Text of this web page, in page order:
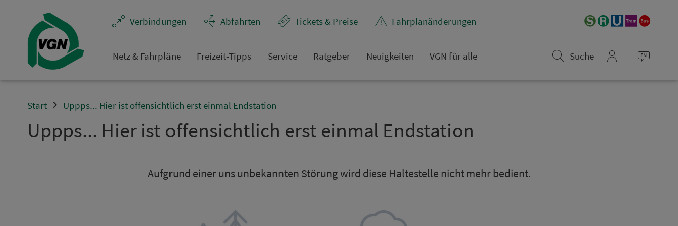
Ver­bin­dungen
Abfahrten Tickets & Preise Fahr­plan­ände­rungen
Netz & Fahrpläne Frei­zeit-Tipps Service Rat­ge­ber Neuigkeiten VGN für alle
Suche
Start Uppps... Hier ist offensichtlich erst einmal Endstation
Uppps... Hier ist offensichtlich erst einmal Endsta­ti­on
Aufgrund einer uns un­be­kannten Störung wird diese Hal­te­stel­le nicht mehr bedient.